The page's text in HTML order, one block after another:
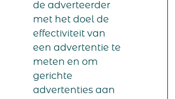
de adverteerder
met het doel de
effectiviteit van
een advertentie te
meten en om
gerichte
advertenties aan